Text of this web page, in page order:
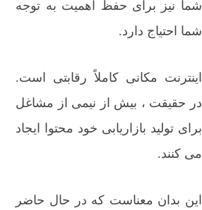
شما نیز برای حفظ اهمیت به توجه
شما احتیاج دارد.
اینترنت مکانی کاملاً رقابتی است.
در حقیقت ، بیش از نیمی از مشاغل
برای تولید بازاریابی خود محتوا ایجاد
می کنند.
این بدان معناست که در حال حاضر